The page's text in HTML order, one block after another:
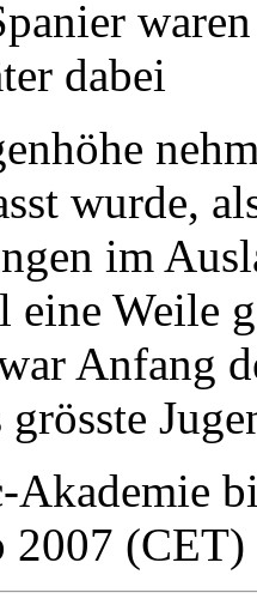
dabei
wurde,
im
eine Weile
Anfang
grösste
Akademie
2007 (CET)